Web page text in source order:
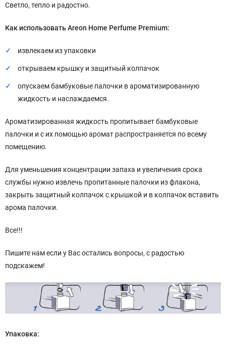
Светло, тепло и радостно.
Как использовать Areon Home Perfume Premium:
извлекаем из упаковки
открываем крышку и защитный колпачок
опускаем бамбуковые палочки в ароматизированную
жидкость и наслаждаемся.
Ароматизированная жидкость пропитывает бамбуковые
палочки и с их помощью аромат распространяется по всему
помещению.
Для уменьшения концентрации запаха и увеличения срока
службы нужно извлечь пропитанные палочки из флакона,
закрыть защитный колпачок с крышкой и в колпачок вставить
арома палочки.
Все!!!
Пишите нам если у Вас остались вопросы, с радостью
подскажем!
Упаковка: